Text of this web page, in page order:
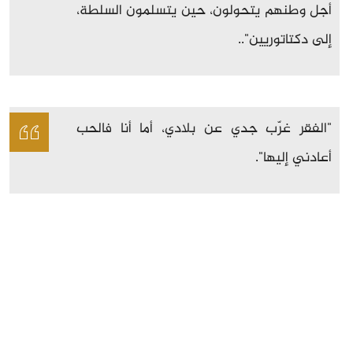
أجل وطنهم يتحولون، حين يتسلمون السلطة،
إلى دكتاتوريين"..
"الفقر غرّب جدي عن بلادي، أما أنا فالحب
أعادني إليها".